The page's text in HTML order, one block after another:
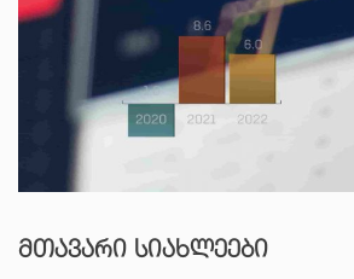
ᲛᲗᲐᲕᲐᲠᲘ ᲡᲘᲐᲮᲚᲔᲔᲑᲘ